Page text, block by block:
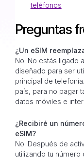
teléfonos
Preguntas
¿Un eSIM
No. No estás ligado
diseñado para ser
principal de
país, para no pagar
datos móviles e
¿Recibiré un
eSIM?
No. Después de
utilizando tu